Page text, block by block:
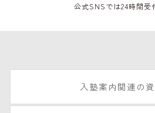
公式SNSでは24時間受
入塾案内関連の